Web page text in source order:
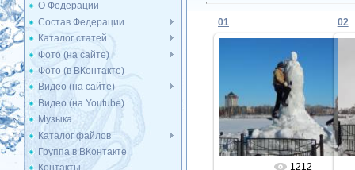
О Федерации
Состав Федерации
Каталог статей
Фото (на сайте)
Фото (в ВКонтакте)
Видео (на сайте)
Видео (на Youtube)
Музыка
Каталог файлов
Группа в ВКонтакте
01
27.02.2015
Admin
1212
02